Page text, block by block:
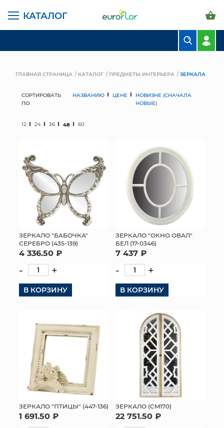
КАТАЛОГ
ГОРШКИ И КАШПО
ГРУНТЫ И УДОБРЕНИЯ
ПРЕДМЕТЫ ИНТЕРЬЕРА
МЯГКИЕ ИГРУШКИ
КОРЗИНЫ
ЯЩИКИ
ИСКУССТВЕННЫЕ ЦВЕТЫ
ПАКЕТЫ И СУМКИ
ПОДАРОЧНЫЕ КАРТЫ
ТОРГОВЫЙ ЦЕНТР
ОПТОВЫМ КЛИЕНТАМ
ГЛАВНАЯ СТРАНИЦА КАТАЛОГ ПРЕДМЕТЫ ИНТЕРЬЕРА ЗЕРКАЛА
СОРТИРОВАТЬ
ПО:
НАЗВАНИЮ ЦЕНЕ
НОВИЗНЕ (СНАЧАЛА
НОВЫЕ)
12 24 36 48 60
ЗЕРКАЛО "БАБОЧКА"
СЕРЕБРО (435-139)
4 336.50 ₽
- +
В КОРЗИНУ
ЗЕРКАЛО "ОКНО ОВАЛ"
БЕЛ (17-0346)
7 437 ₽
- +
В КОРЗИНУ
ЗЕРКАЛО "ПТИЦЫ" (447-136)
1 691.50 ₽
ЗЕРКАЛО (CM170)
22 751.50 ₽